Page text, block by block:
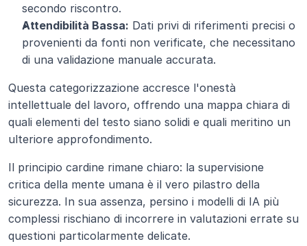
secondo riscontro.
Attendibilità Bassa: Dati privi di riferimenti precisi o
provenienti da fonti non verificate, che necessitano
di una validazione manuale accurata.
Questa categorizzazione accresce l'onestà
intellettuale del lavoro, offrendo una mappa chiara di
quali elementi del testo siano solidi e quali meritino un
ulteriore approfondimento.
Il principio cardine rimane chiaro: la supervisione
critica della mente umana è il vero pilastro della
sicurezza. In sua assenza, persino i modelli di IA più
complessi rischiano di incorrere in valutazioni errate su
questioni particolarmente delicate.